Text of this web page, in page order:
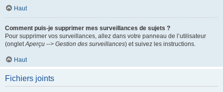
Haut
Comment puis-je supprimer mes surveillances de sujets ?
Pour supprimer vos surveillances, allez dans votre panneau de l’utilisateur
(ongletAperçu --> Gestion des surveillances) et suivez les instructions.
Haut
Fichiers joints